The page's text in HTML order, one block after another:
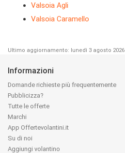
Valsoia Agli
Valsoia Caramello
Ultimo aggiornamento: lunedì 3 agosto 2026
Informazioni
Domande richieste più frequentemente
Pubblicizza?
Tutte le offerte
Marchi
App Offertevolantini.it
Su di noi
Aggiungi volantino